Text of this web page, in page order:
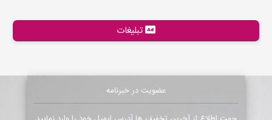
تبلیغات
عضویت در خبرنامه